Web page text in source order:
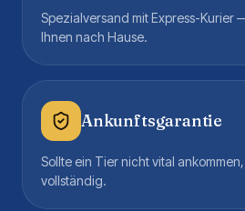
Spezialversand mit Express-Kurier
Ihnen nach Hause.
Ankunftsgarantie
Sollte ein Tier nicht vital
vollständig.